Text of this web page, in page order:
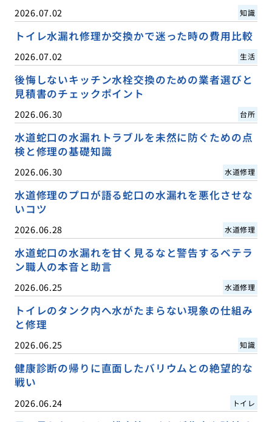
2026.07.02 知識
トイレ水漏れ修理か交換かで迷った時の費用比較
2026.07.02 生活
後悔しないキッチン水栓交換のための業者選びと
見積書のチェックポイント
2026.06.30 台所
水道蛇口の水漏れトラブルを未然に防ぐための点
検と修理の基礎知識
2026.06.30 水道修理
水道修理のプロが語る蛇口の水漏れを悪化させな
いコツ
2026.06.28 水道修理
水道蛇口の水漏れを甘く見るなと警告するベテラ
ン職人の本音と助言
2026.06.25 水道修理
トイレのタンク内へ水がたまらない現象の仕組み
と修理
2026.06.25 知識
健康診断の帰りに直面したバリウムとの絶望的な
戦い
2026.06.24 トイレ